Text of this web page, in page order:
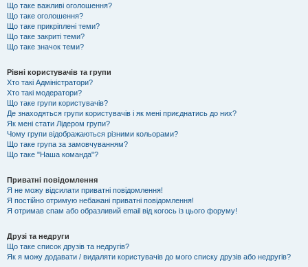
Що таке важливі оголошення?
Що таке оголошення?
Що таке прикріплені теми?
Що таке закриті теми?
Що таке значок теми?
Рівні користувачів та групи
Хто такі Адміністратори?
Хто такі модератори?
Що таке групи користувачів?
Де знаходяться групи користувачів і як мені приєднатись до них?
Як мені стати Лідером групи?
Чому групи відображаються різними кольорами?
Що таке група за замовчуванням?
Що таке "Наша команда"?
Приватні повідомлення
Я не можу відсилати приватні повідомлення!
Я постійно отримую небажані приватні повідомлення!
Я отримав спам або образливий email від когось із цього форуму!
Друзі та недруги
Що таке список друзів та недругів?
Як я можу додавати / видаляти користувачів до мого списку друзів або недругів?